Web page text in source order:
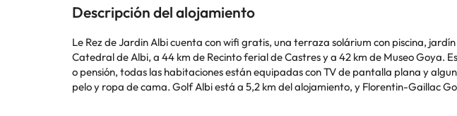
Descripción del alojamiento
Le Rez de Jardin Albi cuenta con wifi gratis, una terraza solárium con piscina,
Catedral de Albi, a 44 km de Recinto ferial de Castres y a 42 km de Museo Goya. Este
o pensión, todas las habitaciones están equipadas con TV de pantalla plana y
pelo y ropa de cama. Golf Albi está a 5,2 km del alojamiento, y Florentin-Gaillac Golf está a 14 km. El aeropuerto más cercano (Aeropuerto de Castres - Mazamet) está a 50